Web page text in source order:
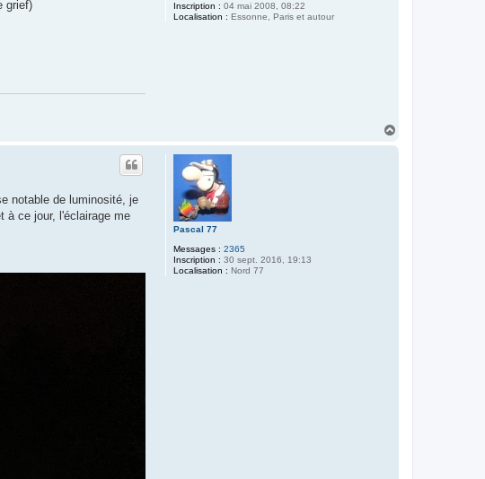
Inscription : 04 mai 2008, 08:22
Localisation : Essonne, Paris et autour
grief)
Pascal 77
Messages : 2365
Inscription : 30 sept. 2016, 19:13
Localisation : Nord 77
notable de luminosité, je
à ce jour, l'éclairage me